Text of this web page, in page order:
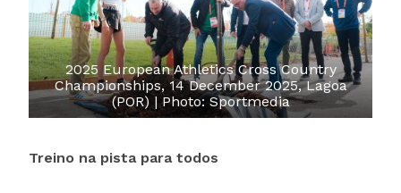
2025 European Athletics Cross Country
Championships, 14 December 2025, Lagoa
(POR) | Photo: Sportmedia
Treino na pista para todos